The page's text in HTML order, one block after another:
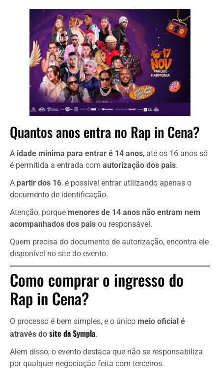
Quantos anos entra no Rap in Cena?
A idade mínima para entrar é 14 anos, até os 16 anos só
é permitida a entrada com autorização dos pais.
A partir dos 16, é possível entrar utilizando apenas o
documento de identificação.
Atenção, porque menores de 14 anos não entram nem
acompanhados dos pais ou responsável.
Quem precisa do documento de autorização, encontra ele
disponível no site do evento.
Como comprar o ingresso do
Rap in Cena?
O processo é bem simples, e o único meio oficial é
através do site da Sympla.
Além disso, o evento destaca que não se responsabiliza
por qualquer negociação feita com terceiros.